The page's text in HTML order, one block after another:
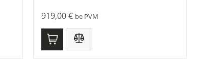
919,00€ be PVM